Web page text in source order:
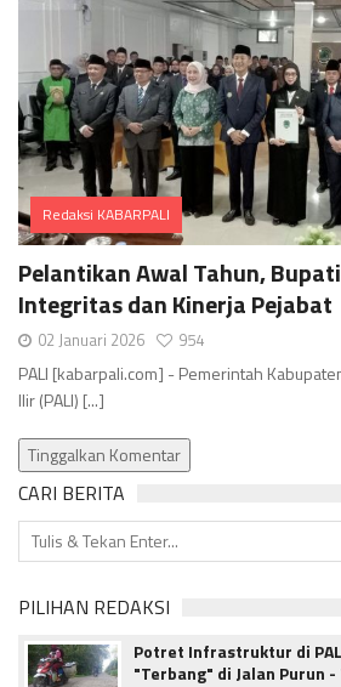
Redaksi KABARPALI
Comments
Pelantikan Awal Tahun,
Integritas dan Kinerja Pejabat
02 Januari 2026 954
PALI [kabarpali.com] - Pemerintah
Ilir (PALI) [...]
Tinggalkan Komentar
CARI BERITA
PILIHAN REDAKSI
Potret Infrastruktur di
"Terbang" di Jalan Purun -